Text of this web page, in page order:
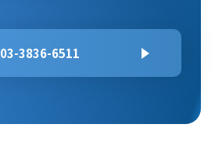
03-3836-6511